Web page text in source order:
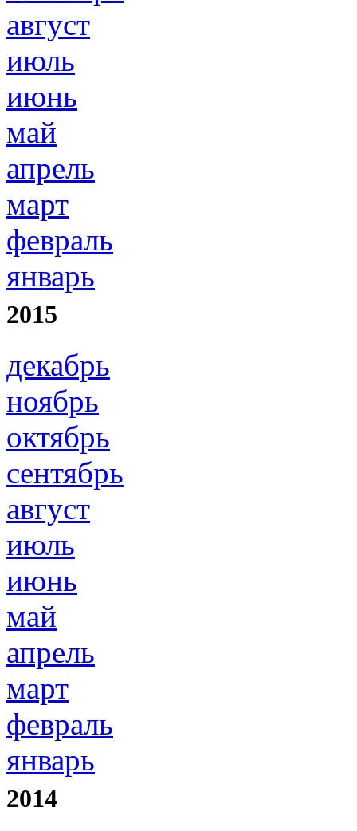
август
июль
июнь
май
апрель
март
февраль
январь
2015
декабрь
ноябрь
октябрь
сентябрь
август
июль
июнь
май
апрель
март
февраль
январь
2014